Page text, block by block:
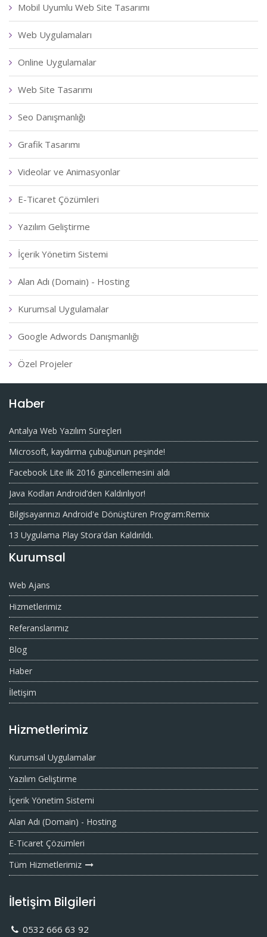
Mobil Uyumlu Web Site Tasarımı
Web Uygulamaları
Online Uygulamalar
Web Site Tasarımı
Seo Danışmanlığı
Grafik Tasarımı
Videolar ve Animasyonlar
E-Ticaret Çözümleri
Yazılım Geliştirme
İçerik Yönetim Sistemi
Alan Adı (Domain) - Hosting
Kurumsal Uygulamalar
Google Adwords Danışmanlığı
Özel Projeler
Haber
Antalya Web Yazılım Süreçleri
Microsoft, kaydırma çubuğunun peşinde!
Facebook Lite ilk 2016 güncellemesini aldı
Java Kodları Android’den Kaldırılıyor!
Bilgisayarınızı Android'e Dönüştüren Program:Remix
13 Uygulama Play Stora'dan Kaldırıldı.
Kurumsal
Web Ajans
Hizmetlerimiz
Referanslarımız
Blog
Haber
İletişim
Hizmetlerimiz
Kurumsal Uygulamalar
Yazılım Geliştirme
İçerik Yönetim Sistemi
Alan Adı (Domain) - Hosting
E-Ticaret Çözümleri
Tüm Hizmetlerimiz
İletişim Bilgileri
0532 666 63 92